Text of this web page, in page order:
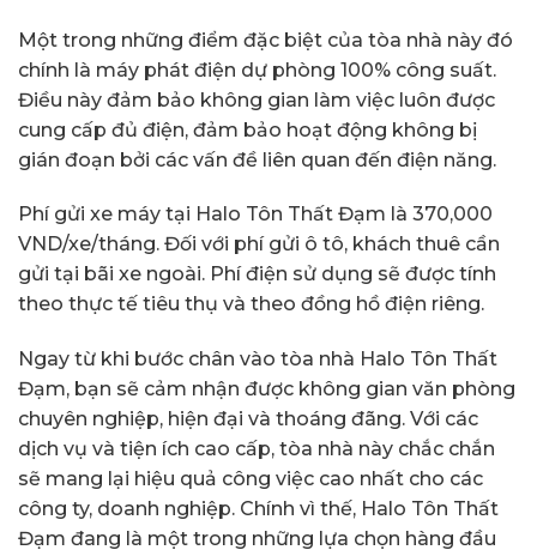
Một trong những điểm đặc biệt của tòa nhà này đó
chính là máy phát điện dự phòng 100% công suất.
Điều này đảm bảo không gian làm việc luôn được
cung cấp đủ điện, đảm bảo hoạt động không bị
gián đoạn bởi các vấn đề liên quan đến điện năng.
Phí gửi xe máy tại Halo Tôn Thất Đạm là 370,000
VND/xe/tháng. Đối với phí gửi ô tô, khách thuê cần
gửi tại bãi xe ngoài. Phí điện sử dụng sẽ được tính
theo thực tế tiêu thụ và theo đồng hồ điện riêng.
Ngay từ khi bước chân vào tòa nhà Halo Tôn Thất
Đạm, bạn sẽ cảm nhận được không gian văn phòng
chuyên nghiệp, hiện đại và thoáng đãng. Với các
dịch vụ và tiện ích cao cấp, tòa nhà này chắc chắn
sẽ mang lại hiệu quả công việc cao nhất cho các
công ty, doanh nghiệp. Chính vì thế, Halo Tôn Thất
Đạm đang là một trong những lựa chọn hàng đầu